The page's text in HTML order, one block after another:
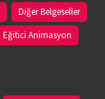
Diğer Belgeseller
Eğitici Animasyon